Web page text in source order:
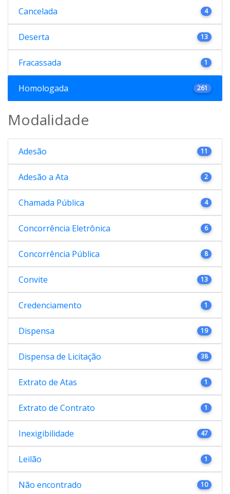
Cancelada 4
Deserta 13
Fracassada 1
Homologada 261
Modalidade
Adesão 11
Adesão a Ata 2
Chamada Pública 4
Concorrência Eletrônica 6
Concorrência Pública 8
Convite 13
Credenciamento 1
Dispensa 19
Dispensa de Licitação 38
Extrato de Atas 1
Extrato de Contrato 1
Inexigibilidade 47
Leilão 1
Não encontrado 10